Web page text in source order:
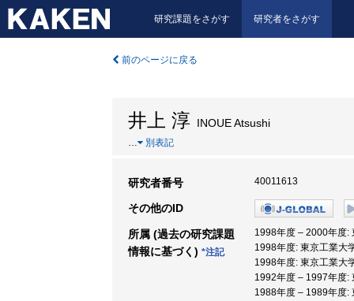
研究課題をさがす 研究者をさがす
前のページに戻る
井上 淳 INOUE Atsushi
… 別表記
研究者番号 40011613
その他のID
所属 (過去の研究課題
情報に基づく) *注記
1998年度 – 2000年度:
1998年度: 東京工業大
1998年度: 東京工業大
1992年度 – 1997年度:
1988年度 – 1989年度: